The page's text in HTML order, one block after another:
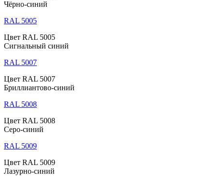
Чёрно-синий
RAL 5005
Цвет RAL 5005
Сигнальный синий
RAL 5007
Цвет RAL 5007
Бриллиантово-синий
RAL 5008
Цвет RAL 5008
Серо-синий
RAL 5009
Цвет RAL 5009
Лазурно-синий